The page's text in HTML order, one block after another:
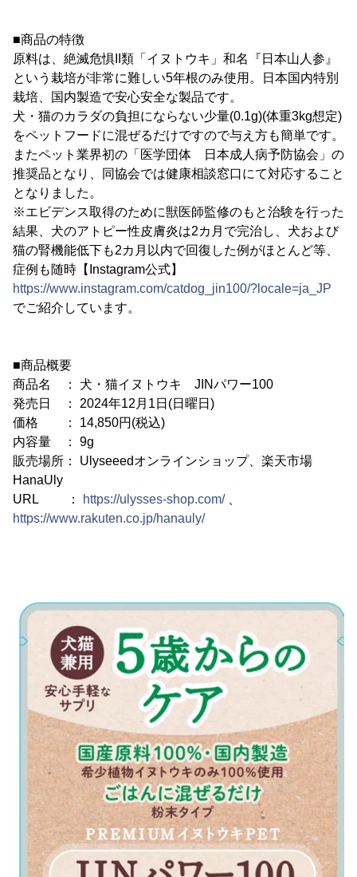
■商品の特徴
原料は、絶滅危惧II類「イヌトウキ」和名『日本山人参』
という栽培が非常に難しい5年根のみ使用。日本国内特別
栽培、国内製造で安心安全な製品です。
犬・猫のカラダの負担にならない少量(0.1g)(体重3kg想定)
をペットフードに混ぜるだけですので与え方も簡単です。
またペット業界初の「医学団体 日本成人病予防協会」の
推奨品となり、同協会では健康相談窓口にて対応すること
となりました。
※エビデンス取得のために獣医師監修のもと治験を行った
結果、犬のアトピー性皮膚炎は2カ月で完治し、犬および
猫の腎機能低下も2カ月以内で回復した例がほとんど等、
症例も随時【Instagram公式】
https://www.instagram.com/catdog_jin100/?locale=ja_JP
でご紹介しています。
■商品概要
商品名 ： 犬・猫イヌトウキ JINパワー100
発売日 ： 2024年12月1日(日曜日)
価格 ： 14,850円(税込)
内容量 ： 9g
販売場所： Ulyseeedオンラインショップ、楽天市場
HanaUly
URL ：
https://ulysses-shop.com/、
https://www.rakuten.co.jp/hanauly/